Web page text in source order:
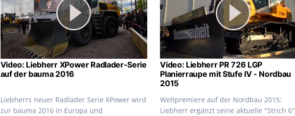
Video: Liebherr XPower Radlader-Serie
auf der bauma 2016
Liebherrs neuer Radlader Serie XPower wird
zur bauma 2016 in Europa und
Video: Liebherr PR 726 LGP
Planierraupe mit Stufe IV - Nordbau
2015
Weltpremiere auf der Nordbau 2015:
Liebherr ergänzt seine aktuelle "Strich 6"